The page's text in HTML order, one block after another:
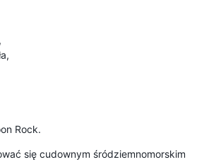
Rock.
się cudownym śródziemnomorskim